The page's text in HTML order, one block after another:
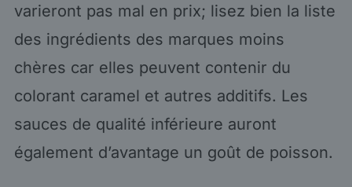
varieront pas mal en prix; lisez bien la liste
des ingrédients des marques moins
chères car elles peuvent contenir du
colorant caramel et autres additifs. Les
sauces de qualité inférieure auront
également d’avantage un goût de poisson.